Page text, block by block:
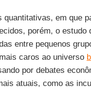
quantitativas, em que
porém, o estudo
entre pequenos
caros ao universo
por debates
atuais, como as